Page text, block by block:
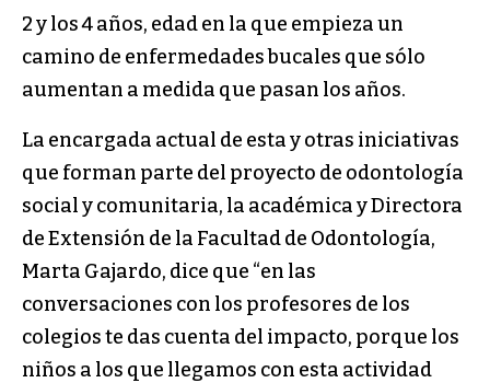
2 y los 4 años, edad en la que empieza un
camino de enfermedades bucales que sólo
aumentan a medida que pasan los años.
La encargada actual de esta y otras iniciativas
que forman parte del proyecto de odontología
social y comunitaria, la académica y Directora
de Extensión de la Facultad de Odontología,
Marta Gajardo, dice que “en las
conversaciones con los profesores de los
colegios te das cuenta del impacto, porque los
niños a los que llegamos con esta actividad